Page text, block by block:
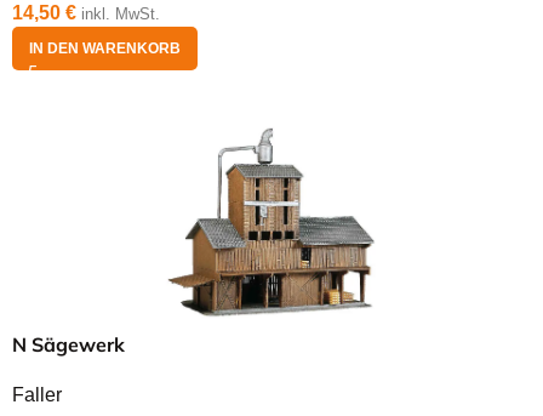
14,50 € inkl. MwSt.
IN DEN WARENKORB
N Sägewerk
Faller